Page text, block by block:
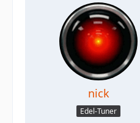
nick
Edel-Tuner